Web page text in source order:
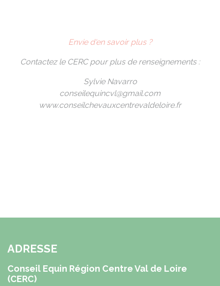
Envie d'en savoir plus ?
Contactez le CERC pour plus de renseignements :
Sylvie Navarro
conseilequincvl@gmail.com
www.conseilchevauxcentrevaldeloire.fr
ADRESSE
Conseil Equin Région Centre Val de Loire
(CERC)